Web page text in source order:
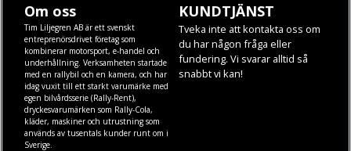
Om oss
Tim Liljegren AB är ett svenskt
entreprenörsdrivet företag som
kombinerar motorsport, e-handel och
underhållning. Verksamheten startade
med en rallybil och en kamera, och har
idag vuxit till ett starkt varumärke med
egen bilvårdsserie (Rally-Rent),
dryckesvarumärken som Rally-Cola,
kläder, maskineroch utrustning som
används av tusentals kunder runt om i
Sverige.
KUNDTJÄNST
Tveka inte att kontakta oss om
du har någon fråga eller
fundering. Vi svarar alltid så
snabbt vi kan!